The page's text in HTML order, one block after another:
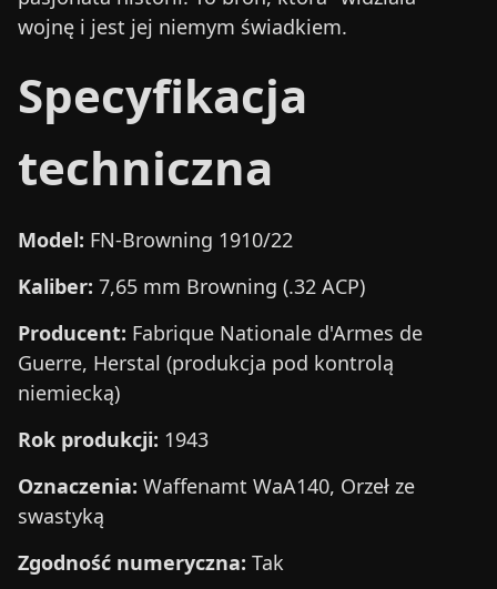
wojnę i jest jej niemym świadkiem.
Specyfikacja
techniczna
Model: FN-Browning 1910/22
Kaliber: 7,65 mm Browning (.32 ACP)
Producent: Fabrique Nationale d'Armes de
Guerre, Herstal (produkcja pod kontrolą
niemiecką)
Rok produkcji: 1943
Oznaczenia: Waffenamt WaA140, Orzeł ze
swastyką
Zgodność numeryczna: Tak